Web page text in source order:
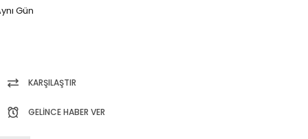
Gün
KARŞILAŞTIR
GELINCE HABER VER